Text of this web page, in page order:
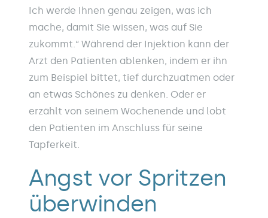
Ich werde Ihnen genau zeigen, was ich
mache, damit Sie wissen, was auf Sie
zukommt.“ Während der Injektion kann der
Arzt den Patienten ablenken, indem er ihn
zum Beispiel bittet, tief durchzuatmen oder
an etwas Schönes zu denken. Oder er
erzählt von seinem Wochenende und lobt
den Patienten im Anschluss für seine
Tapferkeit.
Angst vor Spritzen
überwinden